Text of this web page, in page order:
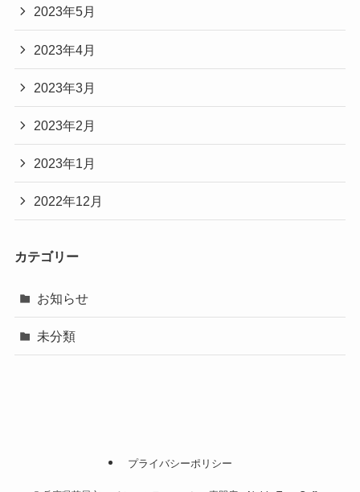
2023年5月
2023年4月
2023年3月
2023年2月
2023年1月
2022年12月
カテゴリー
お知らせ
未分類
プライバシーポリシー